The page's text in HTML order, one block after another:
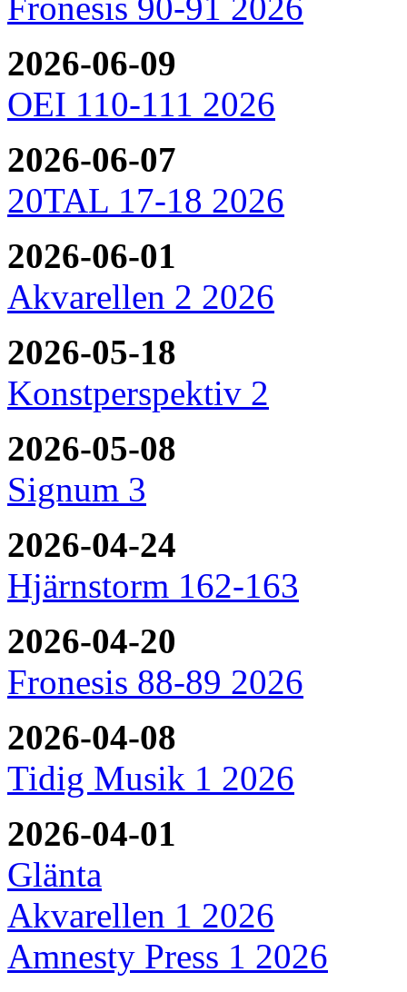
2026-06-09
OEI 110-111 2026
2026-06-07
20TAL 17-18 2026
2026-06-01
Akvarellen 2 2026
2026-05-18
Konstperspektiv 2
2026-05-08
Signum 3
2026-04-24
Hjärnstorm 162-163
2026-04-20
Fronesis 88-89 2026
2026-04-08
Tidig Musik 1 2026
2026-04-01
Glänta
Akvarellen 1 2026
Amnesty Press 1 2026